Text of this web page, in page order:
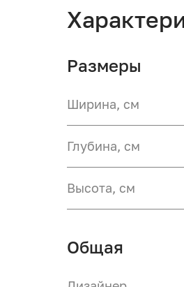
Размеры
Ширина, см
Глубина, см
Высота, см
Общая